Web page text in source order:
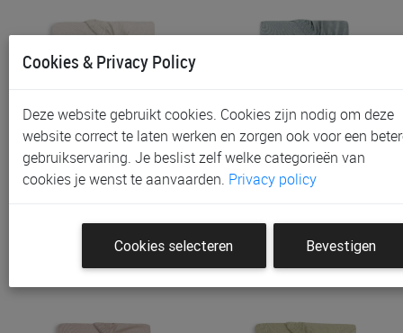
Hoeslaken Jollein, Voor
Wieg/draagmand | Sand
Hoeslaken Jollein, Voor
Wieg/draagmand | Sea G…
Cookies & Privacy Policy
Deze website gebruikt cookies. Cookies zijn nodig om deze
website correct te laten werken en zorgen ook voor een
gebruikservaring. Je beslist zelf welke categorieën van
cookies je wenst te aanvaarden. Privacy policy
Cookies selecteren Bevestigen